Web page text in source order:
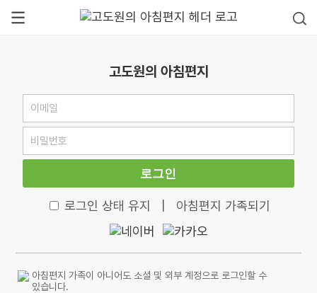
고도원의 아침편지
로그인
로그인 상태 유지 아침편지 가족되기
아침편지 가족이 아니어도 소셜 및 외부 계정으로 로그인할 수
있습니다.